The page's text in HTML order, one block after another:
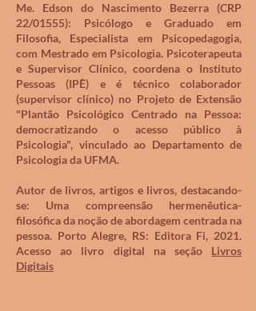
Me. Edson do Nascimento Bezerra (CRP
22/01555): Psicólogo e Graduado em
Filosofia, Especialista em Psicopedagogia,
com Mestrado em Psicologia. Psicoterapeuta
e Supervisor Clínico, coordena o Instituto
Pessoas (IPÊ) e é técnico colaborador
(supervisor clínico) no Projeto de Extensão
"Plantão Psicológico Centrado na Pessoa:
democratizando o acesso público à
Psicologia", vinculado ao Departamento de
Psicologia da UFMA.
Autor de livros, artigos e livros, destacando-
se: Uma compreensão hermenêutica-
filosófica da noção de abordagem centrada na
pessoa. Porto Alegre, RS: Editora Fi, 2021.
Acesso ao livro digital na seção Livros
Digitais